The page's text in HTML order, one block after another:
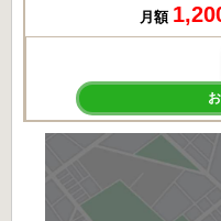
月額